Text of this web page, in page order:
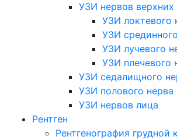
УЗИ нервов верхних
УЗИ локтевого
УЗИ
УЗИ лучевого
УЗИ плечевого
УЗИ седалищного
УЗИ полового нерва
УЗИ нервов лица
Рентген
Рентгенография грудной